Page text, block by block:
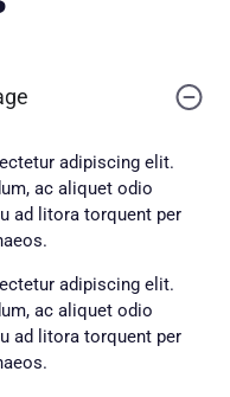
adipiscing elit.
ac aliquet odio
ad litora torquent per
adipiscing elit.
ac aliquet odio
ad litora torquent per